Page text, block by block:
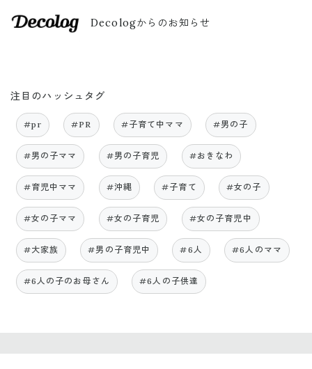
Decologからのお知らせ
注目のハッシュタグ
#pr #PR #子育て中ママ #男の子
#男の子ママ #男の子育児 #おきなわ
#育児中ママ #沖縄 #子育て #女の子
#女の子ママ #女の子育児 #女の子育児中
#大家族 #男の子育児中 #6人 #6人のママ
#6人の子のお母さん #6人の子供達